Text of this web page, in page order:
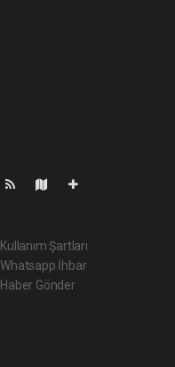
Kullanım Şartları
Whatsapp İhbar
Haber Gönder